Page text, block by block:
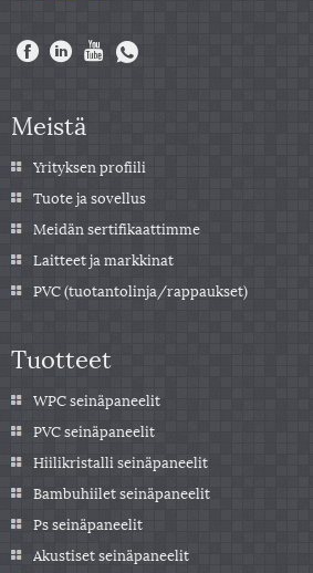
Meistä
Yrityksen profiili
Tuote ja sovellus
Meidän sertifikaattimme
Laitteet ja markkinat
PVC (tuotantolinja/rappaukset)
Tuotteet
WPC seinäpaneelit
PVC seinäpaneelit
Hiilikristalli seinäpaneelit
Bambuhiilet seinäpaneelit
Ps seinäpaneelit
Akustiset seinäpaneelit